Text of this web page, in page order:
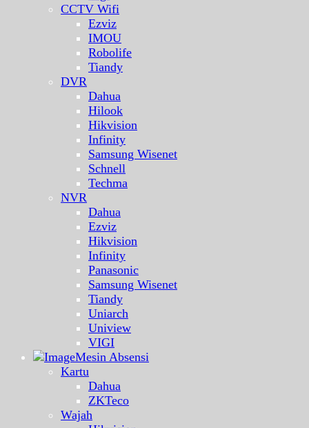
CCTV Wifi
Ezviz
IMOU
Robolife
Tiandy
DVR
Dahua
Hilook
Hikvision
Infinity
Samsung Wisenet
Schnell
Techma
NVR
Dahua
Ezviz
Hikvision
Infinity
Panasonic
Samsung Wisenet
Tiandy
Uniarch
Uniview
VIGI
Mesin Absensi
Kartu
Dahua
ZKTeco
Wajah